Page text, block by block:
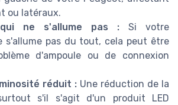
ou latéraux.
ne s'allume pas : Si votre
s'allume pas du tout, cela peut être
d'ampoule ou de connexion
réduit : Une réduction de la
s'il s'agit d'un produit LED